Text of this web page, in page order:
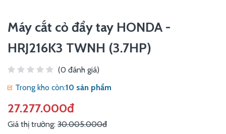
Máy cắt cỏ đẩy tay HONDA -
HRJ216K3 TWNH (3.7HP)
(0 đánh giá)
Trong kho còn:10 sản phẩm
27.277.000đ
Giá thị trường: 30.005.000đ